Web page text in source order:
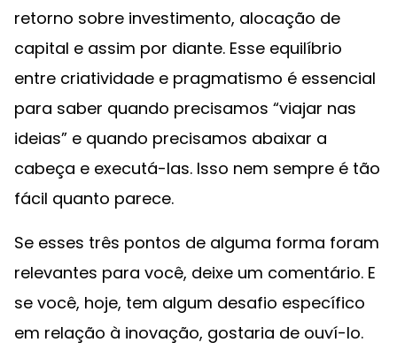
retorno sobre investimento, alocação de
capital e assim por diante. Esse equilíbrio
entre criatividade e pragmatismo é essencial
para saber quando precisamos “viajar nas
ideias” e quando precisamos abaixar a
cabeça e executá-las. Isso nem sempre é tão
fácil quanto parece.
Se esses três pontos de alguma forma foram
relevantes para você, deixe um comentário. E
se você, hoje, tem algum desafio específico
em relação à inovação, gostaria de ouví-lo.